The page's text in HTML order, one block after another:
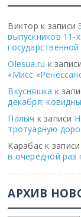
Виктор к записи
выпускников 11-
Olesua.ru к записи
«Мисс
Вкусняшка к
декабря:
Палыч к записи
тротуарную
Карабас к записи
в очередной раз
АРХИВ